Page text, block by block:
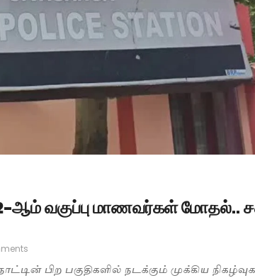
ஆம் வகுப்பு மாணவர்கள் மோதல்..
நாட்டின் பிற பகுதிகளில் நடக்கும் முக்கிய